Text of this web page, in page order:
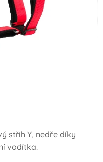
střih Y, nedře díky
vodítka.